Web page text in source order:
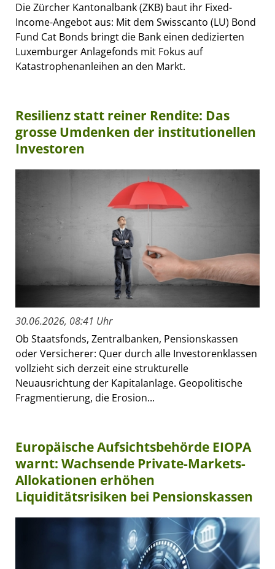
Die Zürcher Kantonalbank (ZKB) baut ihr Fixed-
Income-Angebot aus: Mit dem Swisscanto (LU) Bond
Fund Cat Bonds bringt die Bank einen dedizierten
Luxemburger Anlagefonds mit Fokus auf
Katastrophenanleihen an den Markt.
Resilienz statt reiner Rendite: Das
grosse Umdenken der institutionellen
Investoren
30.06.2026, 08:41 Uhr
Ob Staatsfonds, Zentralbanken, Pensionskassen
oder Versicherer: Quer durch alle Investorenklassen
vollzieht sich derzeit eine strukturelle
Neuausrichtung der Kapitalanlage. Geopolitische
Fragmentierung, die Erosion...
Europäische Aufsichtsbehörde EIOPA
warnt: Wachsende Private-Markets-
Allokationen erhöhen
Liquiditätsrisiken bei Pensionskassen